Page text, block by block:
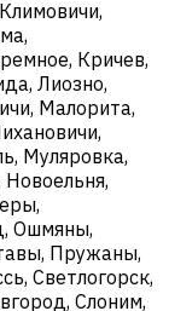
Кричев,
Лиозно,
Малорита,
Муляровка,
Ошмяны,
Пружаны,
Светлогорск,
Слоним,